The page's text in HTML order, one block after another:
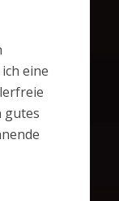
eine
gutes